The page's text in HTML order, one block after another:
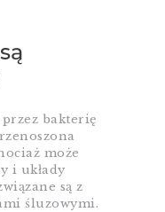
bakterię
może
i układy
są z
śluzowymi.